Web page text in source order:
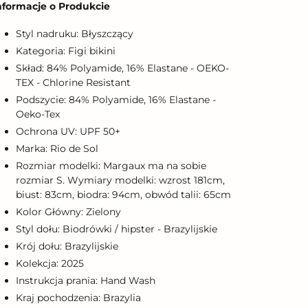
o Produkcie
Styl nadruku: Błyszczący
Kategoria: Figi bikini
Skład: 84% Polyamide, 16% Elastane - OEKO-
TEX - Chlorine Resistant
Podszycie: 84% Polyamide, 16% Elastane -
Oeko-Tex
Ochrona UV: UPF 50+
Marka: Rio de Sol
Rozmiar modelki: Margaux ma na sobie
rozmiar S. Wymiary modelki: wzrost 181cm,
biust: 83cm, biodra: 94cm, obwód talii: 65cm
Kolor Główny: Zielony
Styl dołu: Biodrówki / hipster - Brazylijskie
Krój dołu: Brazylijskie
Kolekcja: 2025
Instrukcja prania: Hand Wash
Kraj pochodzenia: Brazylia